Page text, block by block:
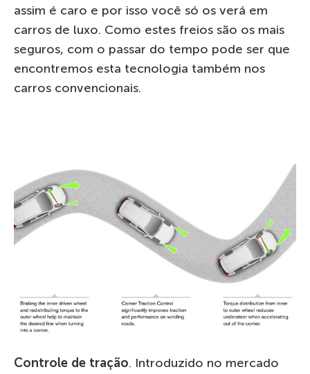
assim é caro e por isso você só os verá em
carros de luxo. Como estes freios são os mais
seguros, com o passar do tempo pode ser que
encontremos esta tecnologia também nos
carros convencionais.
Controle de tração. Introduzido no mercado